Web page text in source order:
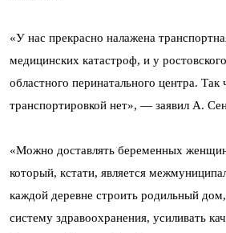
«У нас прекрасно налажена
медицинских катастроф, и у
областного перинатального центра. Так
транспортировкой нет», — заявил А.
«Можно доставлять беременных
который, кстати, является
каждой деревне строить родильный
систему здравоохранения, усиливать